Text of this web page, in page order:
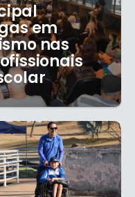
em
nas